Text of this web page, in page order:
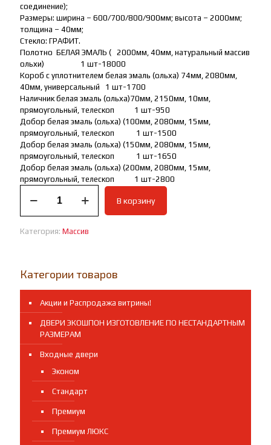
соединение);
Размеры: ширина – 600/700/800/900мм; высота – 2000мм;
толщина – 40мм;
Стекло: ГРАФИТ.
Полотно БЕЛАЯ ЭМАЛЬ ( 2000мм, 40мм, натуральный массив
ольхи) 1 шт-18000
Короб с уплотнителем белая эмаль (ольха) 74мм, 2080мм,
40мм, универсальный 1 шт-1700
Наличник белая эмаль (ольха)70мм, 2150мм, 10мм,
прямоугольный, телескоп 1 шт-950
Добор белая эмаль (ольха) (100мм, 2080мм, 15мм,
прямоугольный, телескоп 1 шт-1500
Добор белая эмаль (ольха) (150мм, 2080мм, 15мм,
прямоугольный, телескоп 1 шт-1650
Добор белая эмаль (ольха) (200мм, 2080мм, 15мм,
прямоугольный, телескоп 1 шт-2800
товара
массив
плюс
В корзину
Категория: Массив
Категории товаров
Акции и Распродажа витрины!
ДВЕРИ ЭКОШПОН ИЗГОТОВЛЕНИЕ ПО НЕСТАНДАРТНЫМ
РАЗМЕРАМ
Входные двери
Эконом
Стандарт
Премиум
Премиум ЛЮКС